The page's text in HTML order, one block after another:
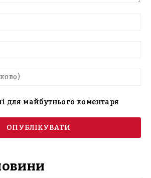
для майбутнього коментаря